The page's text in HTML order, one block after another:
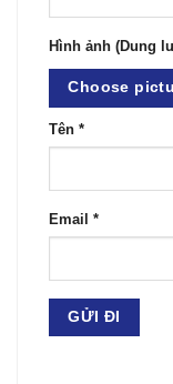
Hình ảnh (Dung
Choose
Tên *
Email *